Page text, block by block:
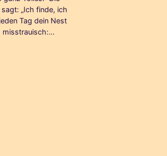
„Ich finde, ich
Tag dein Nest
misstrauisch:…